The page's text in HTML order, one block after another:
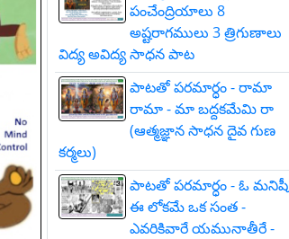
పంచేంద్రియాలు 8
అష్టరాగములు 3 త్రిగుణాలు
విద్య అవిద్య సాధన పాట
పాటతో పరమార్ధం - రామా
రామా - మా బద్దకమేమి రా
(ఆత్మజ్ఞాన సాధన దైవ గుణ
కర్మలు)
పాటతో పరమార్ధం - ఓ మనిషీ
ఈ లోకమే ఒక సంత -
ఎవరికివారే యమునాతీరే -